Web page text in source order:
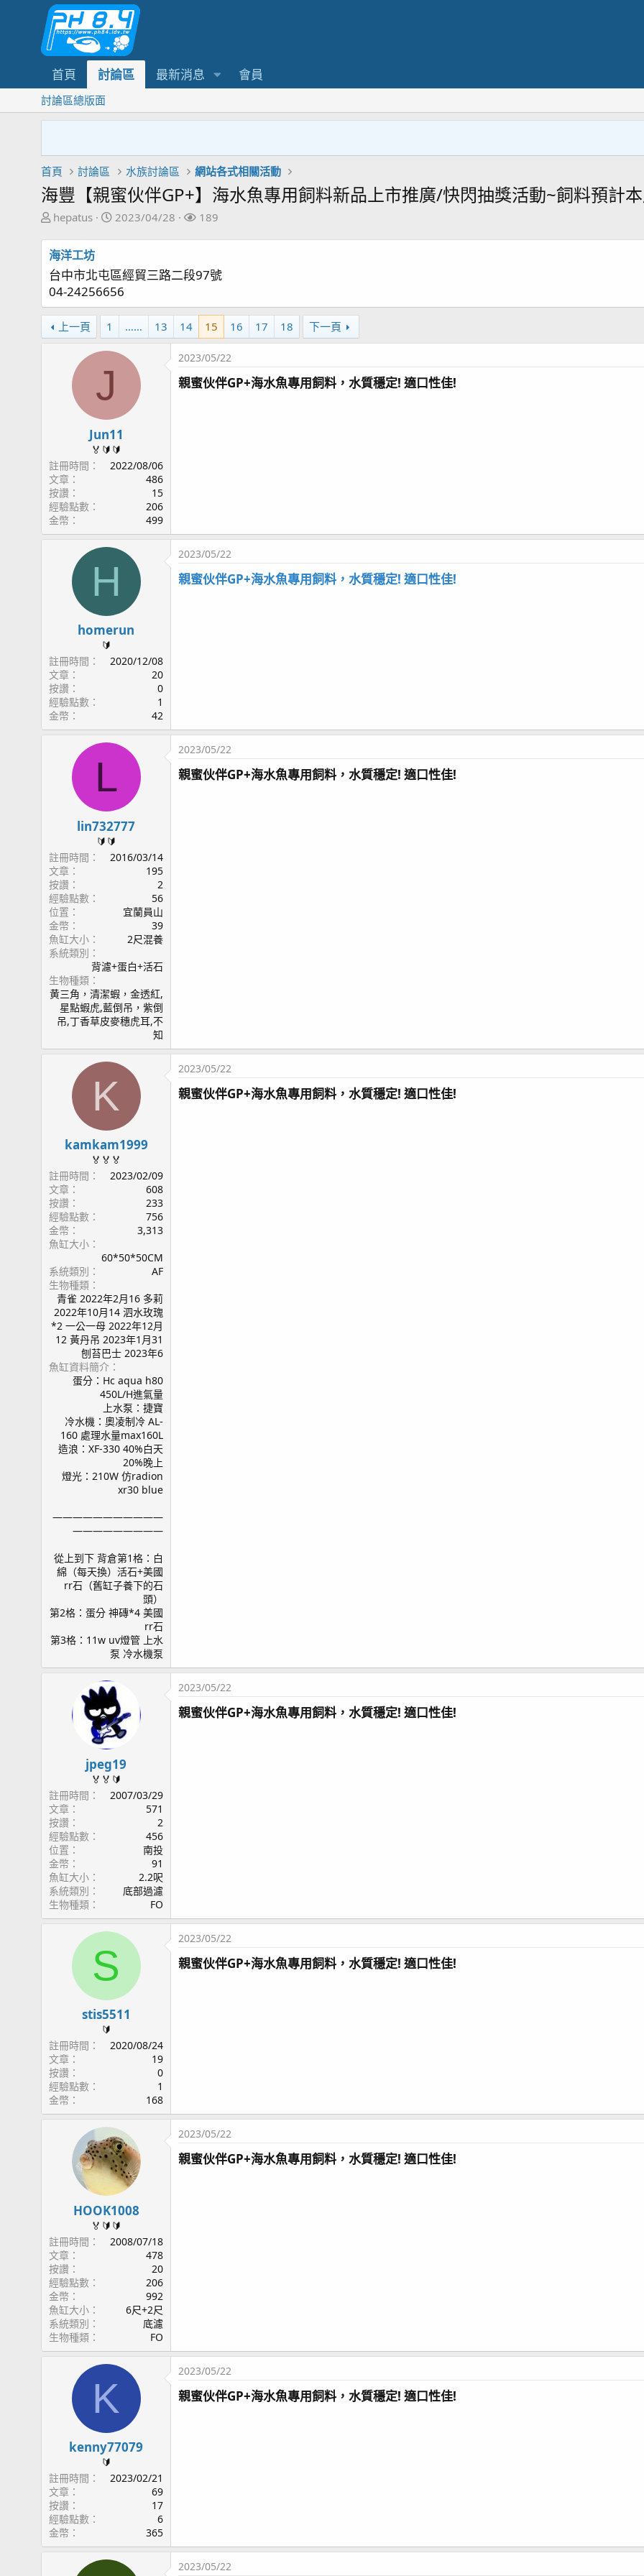
首頁 討論區 最新消息 會員
討論區總版面
首頁 討論區 水族討論區 網站各式相關活動
海豐【親蜜伙伴GP+】海水魚專用飼料新品上市推廣/快閃抽獎活動~飼料預計
主
發
起
人
hepatus
開
2023/04/28
關
189
海洋工坊
台中市北屯區經貿三路二段97號
04-24256656
上一頁 1 …… 13 14 15 16 17 18 下一頁
J
Jun11
🏅🔰🔰
註冊時間
2022/08/06
文章
486
按讚
15
經驗點數
206
金幣
499
2023/05/22
親蜜伙伴GP+海水魚專用飼料，水質穩定! 適口性佳!
H
homerun
🔰
註冊時間
2020/12/08
文章
20
按讚
0
經驗點數
1
金幣
42
2023/05/22
親蜜伙伴GP+海水魚專用飼料，水質穩定! 適口性佳!
L
lin732777
🔰🔰
註冊時間
2016/03/14
文章
195
按讚
2
經驗點數
56
位置
宜蘭員山
金幣
39
魚缸大小
2尺混養
系統類別
背濾+蛋白+活石
生物種類
黄三角，清潔蝦，金透紅,
星點蝦虎,藍倒吊，紫倒
吊,丁香草皮麥穗虎耳,不
知
2023/05/22
親蜜伙伴GP+海水魚專用飼料，水質穩定! 適口性佳!
K
kamkam1999
🏅🏅🏅
註冊時間
2023/02/09
文章
608
按讚
233
經驗點數
756
金幣
3,313
魚缸大小
60*50*50CM
系統類別
AF
生物種類
青雀 2022年2月16 多莉
2022年10月14 泗水玫瑰
*2 一公一母 2022年12月
12 黃丹吊 2023年1月31
刨苔巴士 2023年6
魚缸資料簡介
蛋分：Hc aqua h80
450L/H進氣量
上水泵：捷寶
冷水機：奧凌制冷 AL-
160 處理水量max160L
造浪：XF-330 40%白天
20%晚上
燈光：210W 仿radion
xr30 blue
———————————
—————————
從上到下 背倉第1格：白
綿（每天換）活石+美國
rr石（舊缸子養下的石
頭）
第2格：蛋分 神磚*4 美國
rr石
第3格：11w uv燈管 上水
泵 冷水機泵
2023/05/22
親蜜伙伴GP+海水魚專用飼料，水質穩定! 適口性佳!
jpeg19
🏅🏅🔰
註冊時間
2007/03/29
文章
571
按讚
2
經驗點數
456
位置
南投
金幣
91
魚缸大小
2.2呎
系統類別
底部過濾
生物種類
FO
2023/05/22
親蜜伙伴GP+海水魚專用飼料，水質穩定! 適口性佳!
S
stis5511
🔰
註冊時間
2020/08/24
文章
19
按讚
0
經驗點數
1
金幣
168
2023/05/22
親蜜伙伴GP+海水魚專用飼料，水質穩定! 適口性佳!
HOOK1008
🏅🔰🔰
註冊時間
2008/07/18
文章
478
按讚
20
經驗點數
206
金幣
992
魚缸大小
6尺+2尺
系統類別
底濾
生物種類
FO
2023/05/22
親蜜伙伴GP+海水魚專用飼料，水質穩定! 適口性佳!
K
kenny77079
🔰
註冊時間
2023/02/21
文章
69
按讚
17
經驗點數
6
金幣
365
2023/05/22
親蜜伙伴GP+海水魚專用飼料，水質穩定! 適口性佳!
2023/05/22